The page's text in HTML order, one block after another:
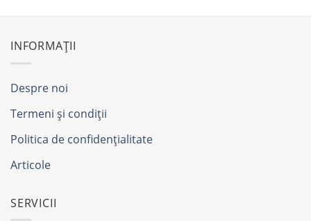
INFORMAȚII
Despre noi
Termeni și condiții
Politica de confidențialitate
Articole
SERVICII